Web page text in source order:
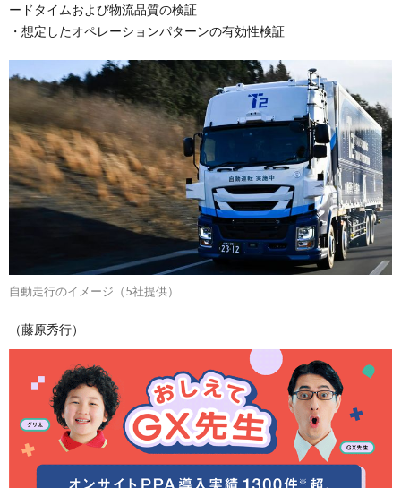
ードタイムおよび物流品質の検証
・想定したオペレーションパターンの有効性検証
自動走行のイメージ（5社提供）
（藤原秀行）